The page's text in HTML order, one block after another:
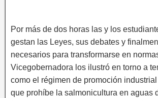
Por más de dos horas las y los
gestan las Leyes, sus debates y
necesarios para transformarse en
Vicegobernadora los ilustró en torno a
como el régimen de promoción
que prohíbe la salmonicultura en aguas